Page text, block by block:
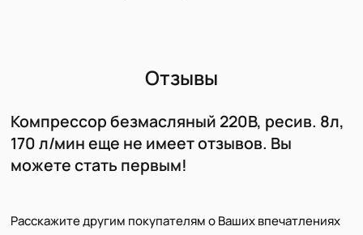
Отзывы
Компрессор безмасляный 220В, ресив. 8л,
170 л/мин еще не имеет отзывов. Вы
можете стать первым!
Расскажите другим покупателям о Ваших впечатлениях